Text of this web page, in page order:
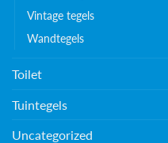
Vintage tegels
Wandtegels
Toilet
Tuintegels
Uncategorized